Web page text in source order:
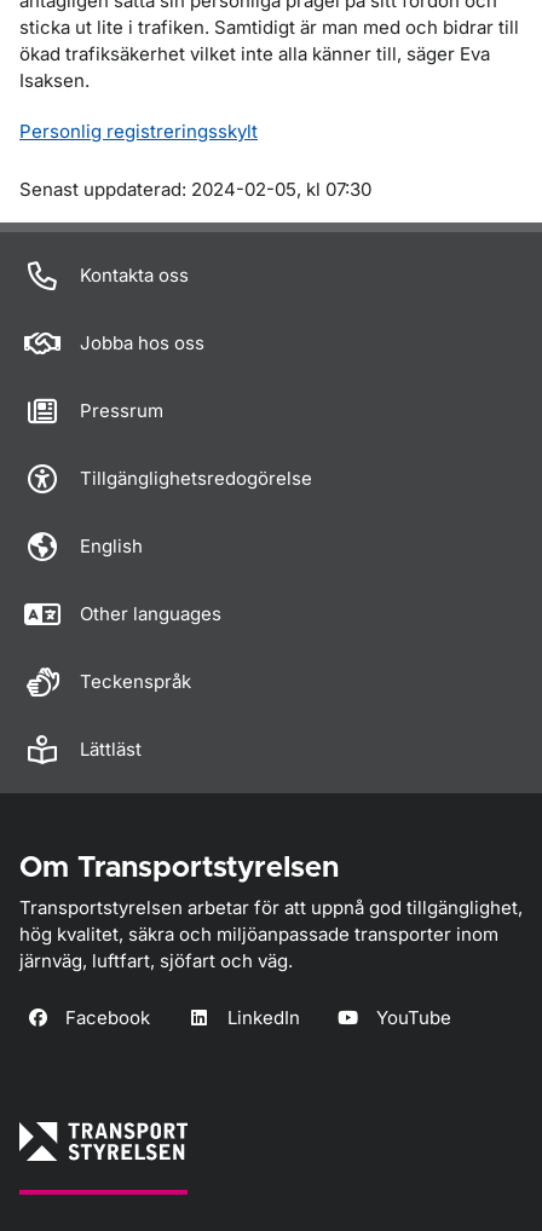
sticka ut lite i trafiken. Samtidigt är man med och bidrar till
ökad trafiksäkerhet vilket inte alla känner till, säger Eva
Isaksen.
Personlig registreringsskylt
Om sidan
Senast uppdaterad: 2024-02-05, kl 07:30
Kontakta oss
Jobba hos oss
Pressrum
Tillgänglighetsredogörelse
English
Other languages
Teckenspråk
Lättläst
Om Transportstyrelsen
Transportstyrelsen arbetar för att uppnå god tillgänglighet,
hög kvalitet, säkra och miljöanpassade transporter inom
järnväg, luftfart, sjöfart och väg.
Facebook LinkedIn YouTube